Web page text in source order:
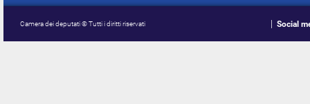
Camera dei deputati © Tutti i diritti riservati Social